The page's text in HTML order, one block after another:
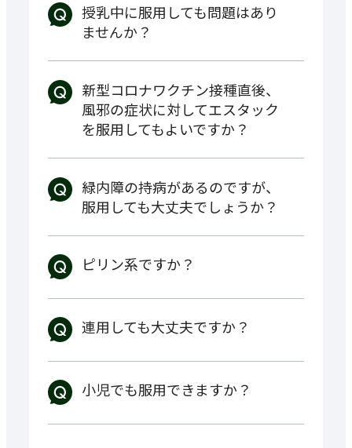
授乳中に服用しても問題はあり
ませんか？
新型コロナワクチン接種直後、
風邪の症状に対してエスタック
を服用してもよいですか？
緑内障の持病があるのですが、
服用しても大丈夫でしょうか？
ピリン系ですか？
連用しても大丈夫ですか？
小児でも服用できますか？